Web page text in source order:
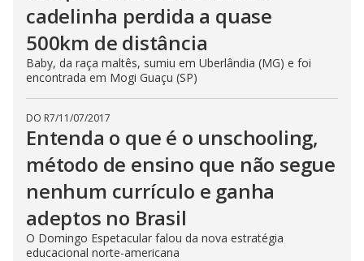
cadelinha perdida a quase
500km de distância
Baby, da raça maltês, sumiu em Uberlândia (MG) e foi
encontrada em Mogi Guaçu (SP)
DO R7/11/07/2017
Entenda o que é o unschooling,
método de ensino que não segue
nenhum currículo e ganha
adeptos no Brasil
O Domingo Espetacular falou da nova estratégia
educacional norte-americana